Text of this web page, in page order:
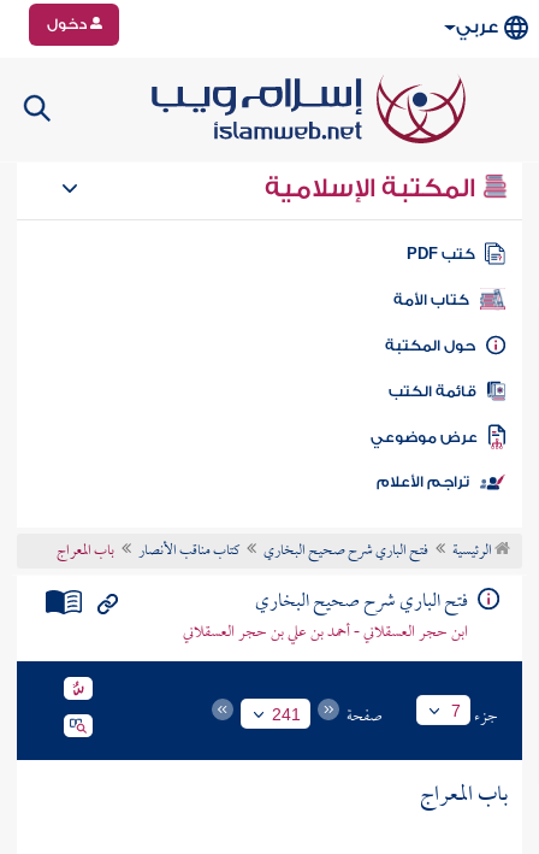
عربي دخول
المكتبة الإسلامية
كتب PDF
كتاب الأمة
المكتبة
الكتب
موضوعي
تراجم الأعلام
الرئيسية فتح الباري شرح صحيح البخاري كتاب مناقب الأنصار باب المعراج
فتح الباري شرح صحيح البخاري
ابن حجر العسقلاني - أحمد بن علي بن حجر العسقلاني
جزء 7 صفحة 241
باب المعراج